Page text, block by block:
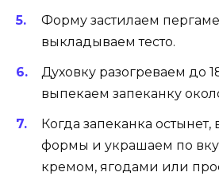
Форму застилаем
выкладываем тесто.
Духовку разогреваем до
выпекаем запеканку
Когда запеканка
формы и украшаем по
кремом, ягодами или